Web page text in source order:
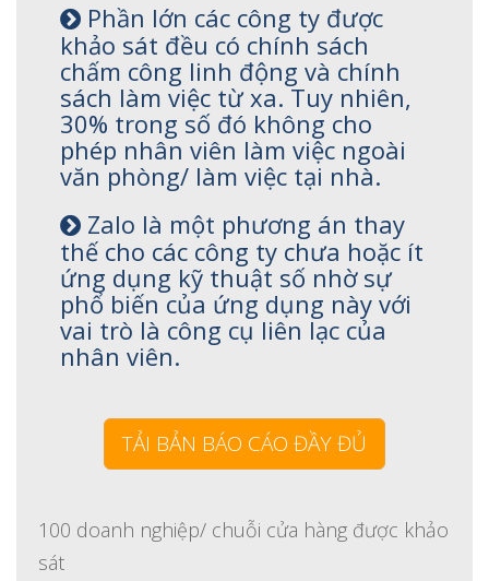
Phần lớn các công ty được
khảo sát đều có chính sách
chấm công linh động và chính
sách làm việc từ xa. Tuy nhiên,
30% trong số đó không cho
phép nhân viên làm việc ngoài
văn phòng/ làm việc tại nhà.
Zalo là một phương án thay
thế cho các công ty chưa hoặc ít
ứng dụng kỹ thuật số nhờ sự
phổ biến của ứng dụng này với
vai trò là công cụ liên lạc của
nhân viên.
TẢI BẢN BÁO CÁO ĐẦY ĐỦ
100 doanh nghiệp/ chuỗi cửa hàng được khảo
sát